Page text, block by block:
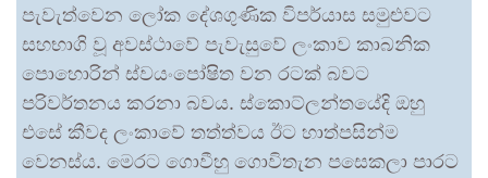
පැවැත්වෙන ලෝක දේශගුණික විපර්යාස සමුළුවට
සහභාගි වූ අවස්ථාවේ පැවැසුවේ ලංකාව කාබනික
පොහොරින් ස්වයංපෝෂිත වන රටක් බවට
පරිවර්තනය කරනා බවය. ස්කොට්ලන්තයේදි ඔහු
එසේ කීවද ලංකාවේ තත්ත්වය ඊට හාත්පසින්ම
වෙනස්ය. මෙරට ගොවීහු ගොවිතැන පසෙකලා පාරට